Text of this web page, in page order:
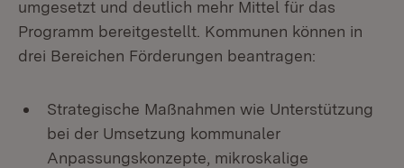
umgesetzt und deutlich mehr Mittel für das
Programm bereitgestellt. Kommunen können in
drei Bereichen Förderungen beantragen:
Strategische Maßnahmen wie Unterstützung
bei der Umsetzung kommunaler
Anpassungskonzepte, mikroskalige